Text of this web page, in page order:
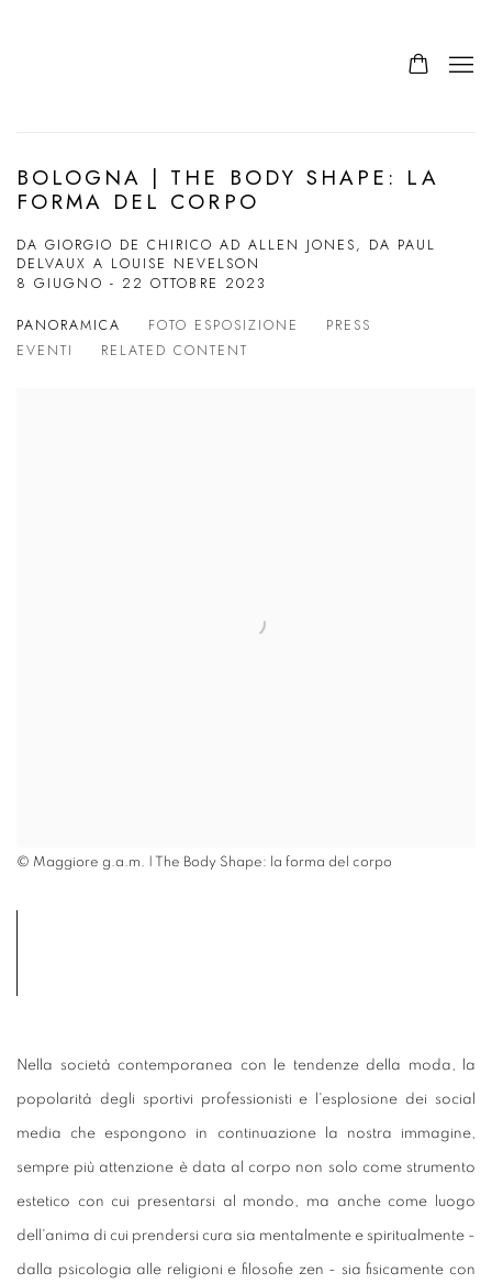
BOLOGNA | THE BODY SHAPE: LA
FORMA DEL CORPO
DA GIORGIO DE CHIRICO AD ALLEN JONES, DA PAUL
DELVAUX A LOUISE NEVELSON
8 GIUGNO - 22 OTTOBRE 2023
PANORAMICA FOTO ESPOSIZIONE
PRESS
EVENTI
RELATED CONTENT
© Maggiore g.a.m. | The Body Shape: la forma del corpo
Nella società contemporanea con le tendenze della moda, la
popolarità degli sportivi professionisti e l'esplosione dei social
media che espongono in continuazione la nostra immagine,
sempre più attenzione è data al corpo non solo come strumento
estetico con cui presentarsi al mondo, ma anche come luogo
dell'anima di cui prendersi cura sia mentalmente e spiritualmente -
dalla psicologia alle religioni e filosofie zen - sia fisicamente con